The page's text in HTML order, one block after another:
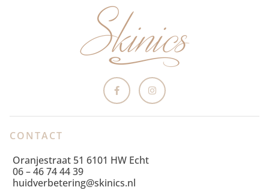
CONTACT
Oranjestraat 51 6101 HW Echt
06 – 46 74 44 39
huidverbetering@skinics.nl